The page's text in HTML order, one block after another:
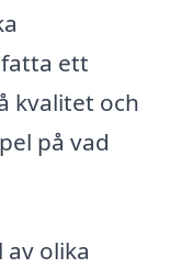
ett
kvalitet och
på vad
olika